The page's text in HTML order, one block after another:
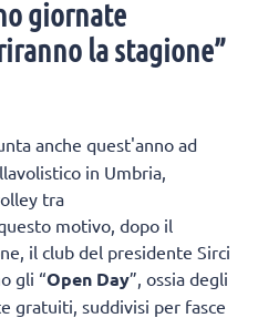
giornate
la stagione”
anche quest'anno ad
in Umbria,
tra
motivo, dopo il
il club del presidente Sirci
gli “Open Day”, ossia degli
gratuiti, suddivisi per fasce